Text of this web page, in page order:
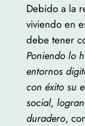
Debido a la
viviendo en
debe tener
Poniendo lo
entornos
con éxito su
social,
duradero,